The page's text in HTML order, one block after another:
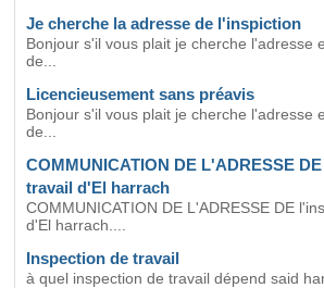
Je cherche la adresse de l'inspiction
Bonjour s'il vous plait je cherche l'adresse
de...
Licencieusement sans préavis
Bonjour s'il vous plait je cherche l'adresse
de...
COMMUNICATION DE L'ADRESSE
travail d'El harrach
COMMUNICATION DE L'ADRESSE DE
d'El harrach....
Inspection de travail
à quel inspection de travail dépend said